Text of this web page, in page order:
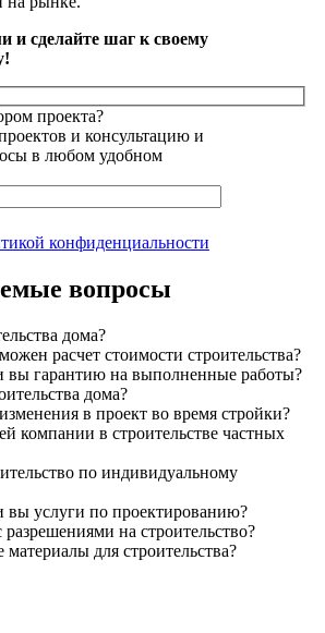
и сделайте шаг к своему
проекта?
и консультацию и
в любом удобном
конфиденциальности
вопросы
дома?
расчет стоимости строительства?
вы гарантию на выполненные работы?
дома?
в проект во время стройки?
компании в строительстве частных
по индивидуальному
вы услуги по проектированию?
разрешениями на строительство?
материалы для строительства?